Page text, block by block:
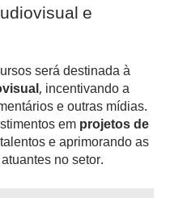
e
será destinada à
, incentivando a
e outras mídias.
emprojetos de
e aprimorando as
no setor.